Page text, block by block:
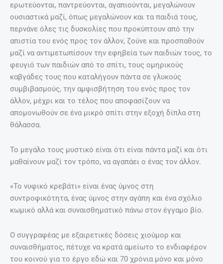
ερωτεύονται, παντρεύονται, αγαπιούνται, μεγαλώνουν
ουσιαστικά μαζί, όπως μεγαλώνουν και τα παιδιά τους,
περνάνε όλες τις δυσκολίες που προκύπτουν από την
απιστία του ενός προς τον άλλον, ζούνε και προσπαθούν
μαζί να αντιμετωπίσουν την εφηβεία των παιδιών τους, το
φευγιό των παιδιών από το σπίτι, τους ομηρικούς
καβγάδες τους που καταλήγουν πάντα σε γλυκούς
συμβιβασμούς, την αμφισβήτηση του ενός προς τον
άλλον, μέχρι και το τέλος που αποφασίζουν να
απομονωθούν σε ένα μικρό σπίτι στην εξοχή δίπλα στη
θάλασσα.
Το μεγάλο τους μυστικό είναι ότι είναι πάντα μαζί και ότι
μαθαίνουν μαζί τον τρόπο, να αγαπάει ο ένας τον άλλον.
«Το νυφικό κρεβάτι» είναι ένας ύμνος στη
συντροφικότητα, ένας ύμνος στην αγάπη και ένα σχόλιο
κωμικό αλλά και συναισθηματικό πάνω στον έγγαμο βίο.
Ο συγγραφέας με εξαιρετικές δόσεις χιούμορ και
συναισθήματος, πέτυχε να κρατά αμείωτο το ενδιαφέρον
του κοινού για το έργο εδώ και 70 χρόνια μόνο και μόνο